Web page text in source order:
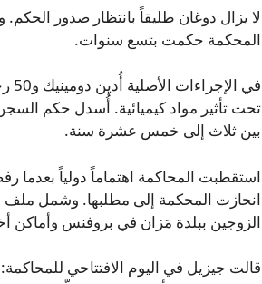
المحكمة حكمت بتسع سنوات.
بين ثلاث إلى خمس عشرة سنة.
استقطبت المحاكمة اهتماماً دولياً
انحازت المحكمة إلى مطلبها. وشمل ملف
الزوجين ببلدة مَزان في بروفنس وأماكن
قالت جيزيل في اليوم الافتتاحي